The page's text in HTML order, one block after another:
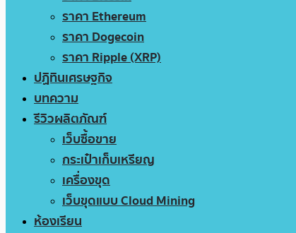
ราคา Ethereum
ราคา Dogecoin
ราคา Ripple (XRP)
ปฏิทินเศรษฐกิจ
บทความ
รีวิวผลิตภัณฑ์
เว็บซื้อขาย
กระเป๋าเก็บเหรียญ
เครื่องขุด
เว็บขุดแบบ Cloud Mining
ห้องเรียน